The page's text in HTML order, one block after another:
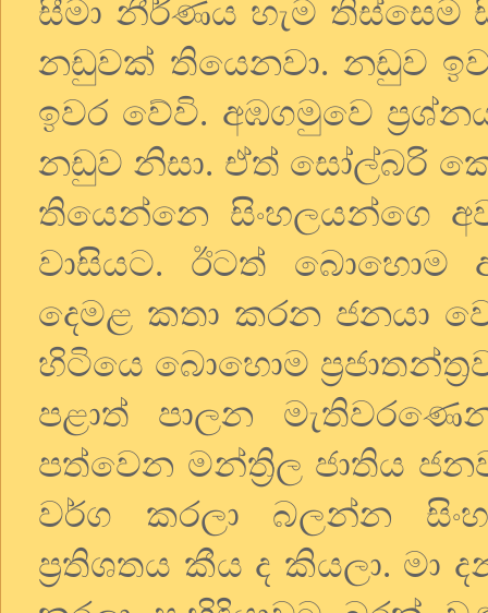
සීමා නීර්ණය හැම තිස්සෙම
නඩුවක් තියෙනවා. නඩුව
ඉවර වේවි. අඹගමුවෙ
නඩුව නිසා. ඒත් සෝල්බරි
තියෙන්නෙ සිංහලයන්ගෙ
වාසියට. ඊටත් බොහොම
දෙමළ කතා කරන ජනයා
හිටියෙ බොහොම
පළාත් පාලන
පත්වෙන මන්ත්‍රිල ජාතිය
වර්ග කරලා බලන්න
ප්‍රතිශතය කීය ද කියලා. මා